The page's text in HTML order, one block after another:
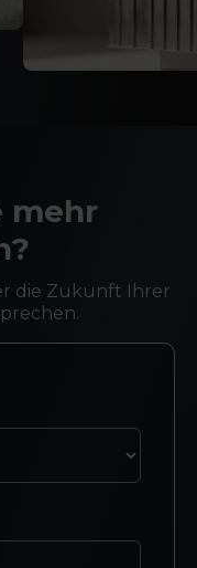
mehr
die Zukunft Ihrer